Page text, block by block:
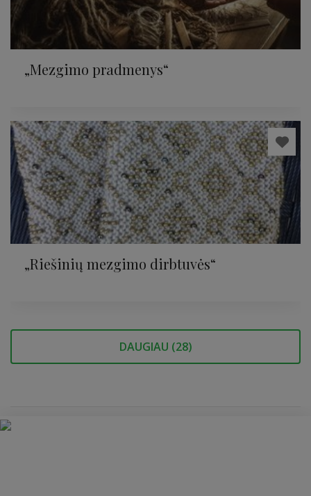
„Mezgimo pradmenys“
„Riešinių mezgimo dirbtuvės“
DAUGIAU (28)